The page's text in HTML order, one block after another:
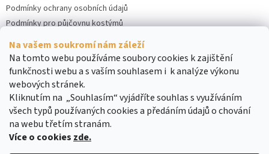
Na vašem soukromí nám záleží
Na tomto webu používáme soubory cookies k zajištění
funkčnosti webu a s vaším souhlasem i k analýze výkonu
webových stránek.
Kliknutím na „Souhlasím“ vyjádříte souhlas s využíváním
všech typů používaných cookies a předáním údajů o chování
na webu třetím stranám.
Více o cookies zde.
Podmínky ochrany osobních údajů
Podmínky pro půjčovnu kostýmů
Kontakty
Cookies